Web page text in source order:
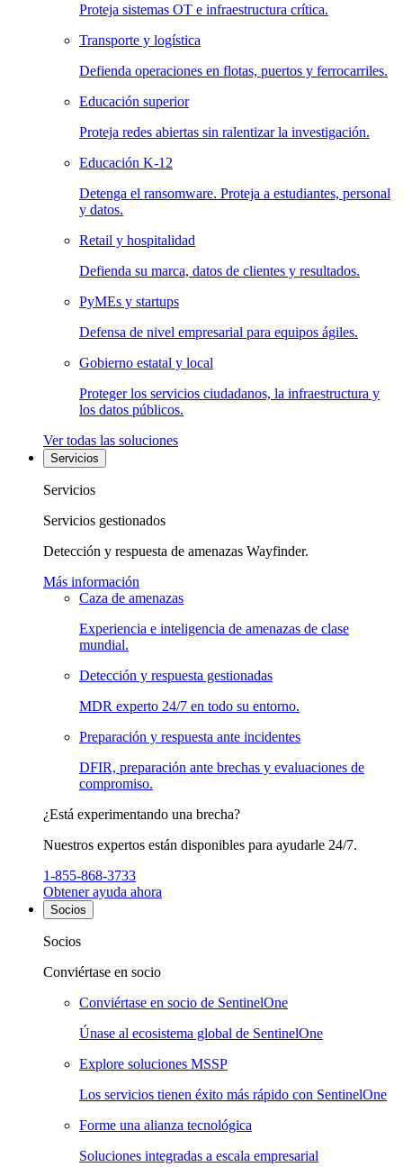
Proteja sistemas OT e infraestructura crítica.
Transporte y logística
Defienda operaciones en flotas, puertos y ferrocarriles.
Educación superior
Proteja redes abiertas sin ralentizar la investigación.
Educación K-12
Detenga el ransomware. Proteja a estudiantes, personal
y datos.
Retail y hospitalidad
Defienda su marca, datos de clientes y resultados.
PyMEs y startups
Defensa de nivel empresarial para equipos ágiles.
Gobierno estatal y local
Proteger los servicios ciudadanos, la infraestructura y
los datos públicos.
Ver todas las soluciones
Servicios
Servicios
Servicios gestionados
Detección y respuesta de amenazas Wayfinder.
Más información
Caza de amenazas
Experiencia e inteligencia de amenazas de clase
mundial.
Detección y respuesta gestionadas
MDR experto 24/7 en todo su entorno.
Preparación y respuesta ante incidentes
DFIR, preparación ante brechas y evaluaciones de
compromiso.
¿Está experimentando una brecha?
Nuestros expertos están disponibles para ayudarle 24/7.
1-855-868-3733
Obtener ayuda ahora
Socios
Socios
Conviértase en socio
Conviértase en socio de SentinelOne
Únase al ecosistema global de SentinelOne
Explore soluciones MSSP
Los servicios tienen éxito más rápido con SentinelOne
Forme una alianza tecnológica
Soluciones integradas a escala empresarial